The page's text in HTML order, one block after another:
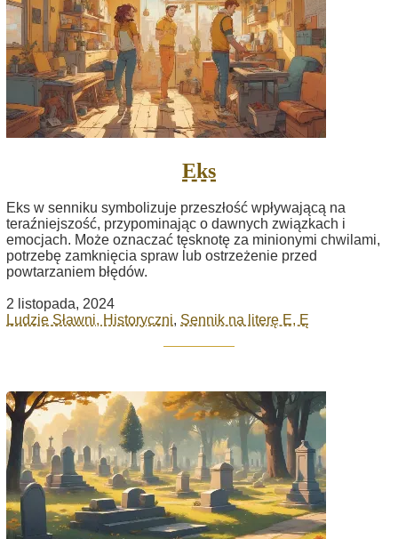
Eks
Eks w senniku symbolizuje przeszłość wpływającą na
teraźniejszość, przypominając o dawnych związkach i
emocjach. Może oznaczać tęsknotę za minionymi chwilami,
potrzebę zamknięcia spraw lub ostrzeżenie przed
powtarzaniem błędów.
2 listopada, 2024
Ludzie Sławni, Historyczni, Sennik na literę E, Ę